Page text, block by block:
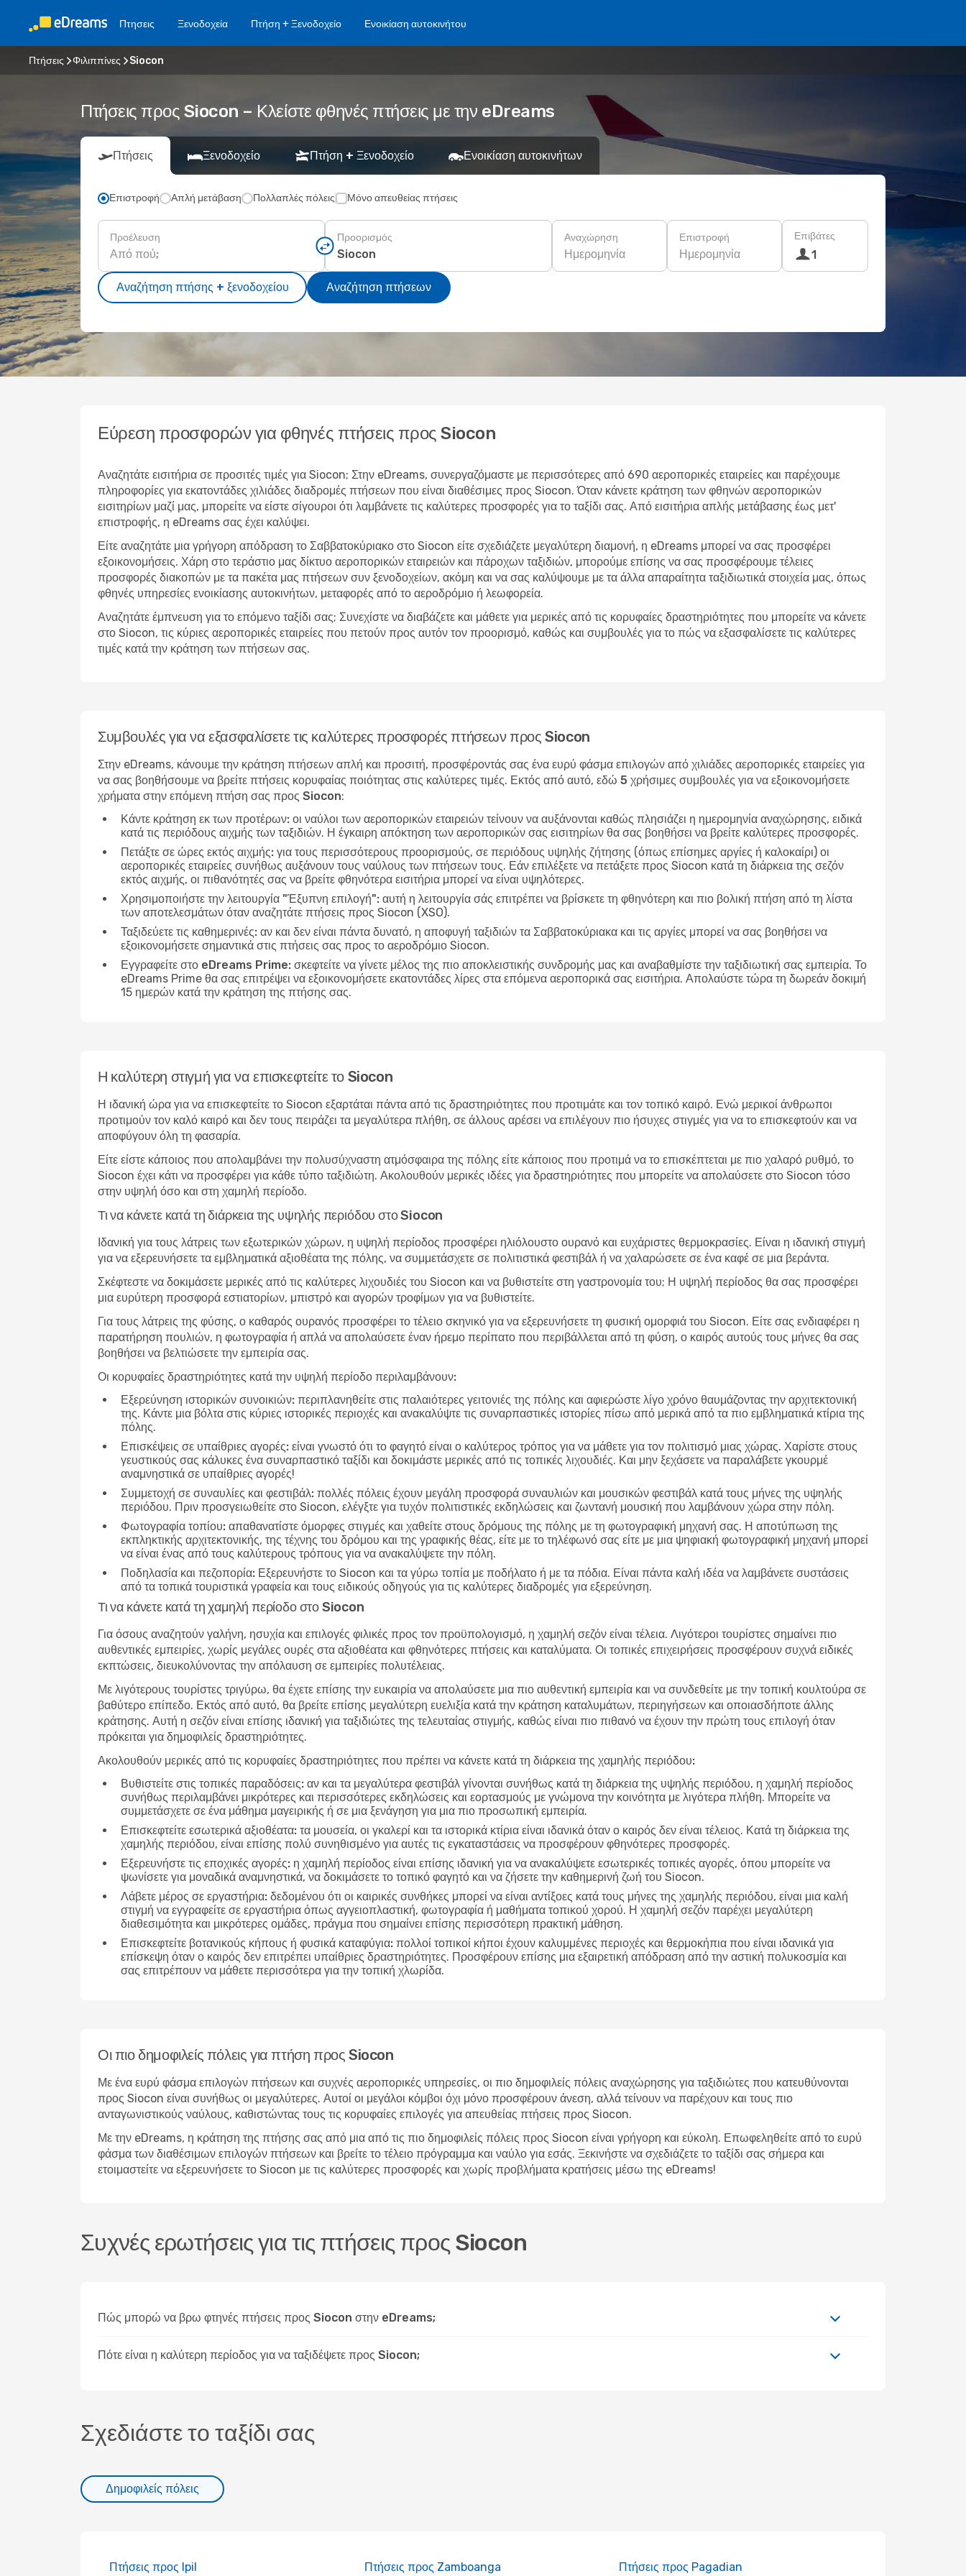
Πτησεις Ξενοδοχεία Πτήση + Ξενοδοχείο Ενοικίαση αυτοκινήτου
Πτήσεις Φιλιππίνες Siocon
Πτήσεις προς Siocon – Κλείστε φθηνές πτήσεις με την eDreams
Πτήσεις Ξενοδοχείο Πτήση + Ξενοδοχείο Ενοικίαση αυτοκινήτων
Επιστροφή Απλή μετάβαση Πολλαπλές πόλεις Μόνο απευθείας πτήσεις
Προέλευση Προορισμός Αναχώρηση
Ημερομηνία
Επιστροφή
Ημερομηνία
Επιβάτες
1
Αναζήτηση πτήσης + ξενοδοχείου Αναζήτηση πτήσεων
Εύρεση προσφορών για φθηνές πτήσεις προς Siocon
Αναζητάτε εισιτήρια σε προσιτές τιμές για Siocon; Στην eDreams, συνεργαζόμαστε με περισσότερες από 690 αεροπορικές εταιρείες και παρέχουμε
πληροφορίες για εκατοντάδες χιλιάδες διαδρομές πτήσεων που είναι διαθέσιμες προς Siocon. Όταν κάνετε κράτηση των φθηνών αεροπορικών
εισιτηρίων μαζί μας, μπορείτε να είστε σίγουροι ότι λαμβάνετε τις καλύτερες προσφορές για το ταξίδι σας. Από εισιτήρια απλής μετάβασης έως μετ'
επιστροφής, η eDreams σας έχει καλύψει.
Είτε αναζητάτε μια γρήγορη απόδραση το Σαββατοκύριακο στο Siocon είτε σχεδιάζετε μεγαλύτερη διαμονή, η eDreams μπορεί να σας προσφέρει
εξοικονομήσεις. Χάρη στο τεράστιο μας δίκτυο αεροπορικών εταιρειών και πάροχων ταξιδιών, μπορούμε επίσης να σας προσφέρουμε τέλειες
προσφορές διακοπών με τα πακέτα μας πτήσεων συν ξενοδοχείων, ακόμη και να σας καλύψουμε με τα άλλα απαραίτητα ταξιδιωτικά στοιχεία μας, όπως
φθηνές υπηρεσίες ενοικίασης αυτοκινήτων, μεταφορές από το αεροδρόμιο ή λεωφορεία.
Αναζητάτε έμπνευση για το επόμενο ταξίδι σας; Συνεχίστε να διαβάζετε και μάθετε για μερικές από τις κορυφαίες δραστηριότητες που μπορείτε να κάνετε
στο Siocon, τις κύριες αεροπορικές εταιρείες που πετούν προς αυτόν τον προορισμό, καθώς και συμβουλές για το πώς να εξασφαλίσετε τις καλύτερες
τιμές κατά την κράτηση των πτήσεων σας.
Συμβουλές για να εξασφαλίσετε τις καλύτερες προσφορές πτήσεων προς Siocon
Στην eDreams, κάνουμε την κράτηση πτήσεων απλή και προσιτή, προσφέροντάς σας ένα ευρύ φάσμα επιλογών από χιλιάδες αεροπορικές εταιρείες για
να σας βοηθήσουμε να βρείτε πτήσεις κορυφαίας ποιότητας στις καλύτερες τιμές. Εκτός από αυτό, εδώ 5 χρήσιμες συμβουλές για να εξοικονομήσετε
χρήματα στην επόμενη πτήση σας προς Siocon:
Κάντε κράτηση εκ των προτέρων: οι ναύλοι των αεροπορικών εταιρειών τείνουν να αυξάνονται καθώς πλησιάζει η ημερομηνία αναχώρησης, ειδικά
κατά τις περιόδους αιχμής των ταξιδιών. Η έγκαιρη απόκτηση των αεροπορικών σας εισιτηρίων θα σας βοηθήσει να βρείτε καλύτερες προσφορές.
Πετάξτε σε ώρες εκτός αιχμής: για τους περισσότερους προορισμούς, σε περιόδους υψηλής ζήτησης (όπως επίσημες αργίες ή καλοκαίρι) οι
αεροπορικές εταιρείες συνήθως αυξάνουν τους ναύλους των πτήσεων τους. Εάν επιλέξετε να πετάξετε προς Siocon κατά τη διάρκεια της σεζόν
εκτός αιχμής, οι πιθανότητές σας να βρείτε φθηνότερα εισιτήρια μπορεί να είναι υψηλότερες.
Χρησιμοποιήστε την λειτουργία "Έξυπνη επιλογή": αυτή η λειτουργία σάς επιτρέπει να βρίσκετε τη φθηνότερη και πιο βολική πτήση από τη λίστα
των αποτελεσμάτων όταν αναζητάτε πτήσεις προς Siocon (XSO).
Ταξιδεύετε τις καθημερινές: αν και δεν είναι πάντα δυνατό, η αποφυγή ταξιδιών τα Σαββατοκύριακα και τις αργίες μπορεί να σας βοηθήσει να
εξοικονομήσετε σημαντικά στις πτήσεις σας προς το αεροδρόμιο Siocon.
Εγγραφείτε στο eDreams Prime: σκεφτείτε να γίνετε μέλος της πιο αποκλειστικής συνδρομής μας και αναβαθμίστε την ταξιδιωτική σας εμπειρία. Το
eDreams Prime θα σας επιτρέψει να εξοικονομήσετε εκατοντάδες λίρες στα επόμενα αεροπορικά σας εισιτήρια. Απολαύστε τώρα τη δωρεάν δοκιμή
15 ημερών κατά την κράτηση της πτήσης σας.
Η καλύτερη στιγμή για να επισκεφτείτε το Siocon
Η ιδανική ώρα για να επισκεφτείτε το Siocon εξαρτάται πάντα από τις δραστηριότητες που προτιμάτε και τον τοπικό καιρό. Ενώ μερικοί άνθρωποι
προτιμούν τον καλό καιρό και δεν τους πειράζει τα μεγαλύτερα πλήθη, σε άλλους αρέσει να επιλέγουν πιο ήσυχες στιγμές για να το επισκεφτούν και να
αποφύγουν όλη τη φασαρία.
Είτε είστε κάποιος που απολαμβάνει την πολυσύχναστη ατμόσφαιρα της πόλης είτε κάποιος που προτιμά να το επισκέπτεται με πιο χαλαρό ρυθμό, το
Siocon έχει κάτι να προσφέρει για κάθε τύπο ταξιδιώτη. Ακολουθούν μερικές ιδέες για δραστηριότητες που μπορείτε να απολαύσετε στο Siocon τόσο
στην υψηλή όσο και στη χαμηλή περίοδο.
Τι να κάνετε κατά τη διάρκεια της υψηλής περιόδου στο Siocon
Ιδανική για τους λάτρεις των εξωτερικών χώρων, η υψηλή περίοδος προσφέρει ηλιόλουστο ουρανό και ευχάριστες θερμοκρασίες. Είναι η ιδανική στιγμή
για να εξερευνήσετε τα εμβληματικά αξιοθέατα της πόλης, να συμμετάσχετε σε πολιτιστικά φεστιβάλ ή να χαλαρώσετε σε ένα καφέ σε μια βεράντα.
Σκέφτεστε να δοκιμάσετε μερικές από τις καλύτερες λιχουδιές του Siocon και να βυθιστείτε στη γαστρονομία του; Η υψηλή περίοδος θα σας προσφέρει
μια ευρύτερη προσφορά εστιατορίων, μπιστρό και αγορών τροφίμων για να βυθιστείτε.
Για τους λάτρεις της φύσης, ο καθαρός ουρανός προσφέρει το τέλειο σκηνικό για να εξερευνήσετε τη φυσική ομορφιά του Siocon. Είτε σας ενδιαφέρει η
παρατήρηση πουλιών, η φωτογραφία ή απλά να απολαύσετε έναν ήρεμο περίπατο που περιβάλλεται από τη φύση, ο καιρός αυτούς τους μήνες θα σας
βοηθήσει να βελτιώσετε την εμπειρία σας.
Οι κορυφαίες δραστηριότητες κατά την υψηλή περίοδο περιλαμβάνουν:
Εξερεύνηση ιστορικών συνοικιών: περιπλανηθείτε στις παλαιότερες γειτονιές της πόλης και αφιερώστε λίγο χρόνο θαυμάζοντας την αρχιτεκτονική
της. Κάντε μια βόλτα στις κύριες ιστορικές περιοχές και ανακαλύψτε τις συναρπαστικές ιστορίες πίσω από μερικά από τα πιο εμβληματικά κτίρια της
πόλης.
Επισκέψεις σε υπαίθριες αγορές: είναι γνωστό ότι το φαγητό είναι ο καλύτερος τρόπος για να μάθετε για τον πολιτισμό μιας χώρας. Χαρίστε στους
γευστικούς σας κάλυκες ένα συναρπαστικό ταξίδι και δοκιμάστε μερικές από τις τοπικές λιχουδιές. Και μην ξεχάσετε να παραλάβετε γκουρμέ
αναμνηστικά σε υπαίθριες αγορές!
Συμμετοχή σε συναυλίες και φεστιβάλ: πολλές πόλεις έχουν μεγάλη προσφορά συναυλιών και μουσικών φεστιβάλ κατά τους μήνες της υψηλής
περιόδου. Πριν προσγειωθείτε στο Siocon, ελέγξτε για τυχόν πολιτιστικές εκδηλώσεις και ζωντανή μουσική που λαμβάνουν χώρα στην πόλη.
Φωτογραφία τοπίου: απαθανατίστε όμορφες στιγμές και χαθείτε στους δρόμους της πόλης με τη φωτογραφική μηχανή σας. Η αποτύπωση της
εκπληκτικής αρχιτεκτονικής, της τέχνης του δρόμου και της γραφικής θέας, είτε με το τηλέφωνό σας είτε με μια ψηφιακή φωτογραφική μηχανή μπορεί
να είναι ένας από τους καλύτερους τρόπους για να ανακαλύψετε την πόλη.
Ποδηλασία και πεζοπορία: Εξερευνήστε το Siocon και τα γύρω τοπία με ποδήλατο ή με τα πόδια. Είναι πάντα καλή ιδέα να λαμβάνετε συστάσεις
από τα τοπικά τουριστικά γραφεία και τους ειδικούς οδηγούς για τις καλύτερες διαδρομές για εξερεύνηση.
Τι να κάνετε κατά τη χαμηλή περίοδο στο Siocon
Για όσους αναζητούν γαλήνη, ησυχία και επιλογές φιλικές προς τον προϋπολογισμό, η χαμηλή σεζόν είναι τέλεια. Λιγότεροι τουρίστες σημαίνει πιο
αυθεντικές εμπειρίες, χωρίς μεγάλες ουρές στα αξιοθέατα και φθηνότερες πτήσεις και καταλύματα. Οι τοπικές επιχειρήσεις προσφέρουν συχνά ειδικές
εκπτώσεις, διευκολύνοντας την απόλαυση σε εμπειρίες πολυτέλειας.
Με λιγότερους τουρίστες τριγύρω, θα έχετε επίσης την ευκαιρία να απολαύσετε μια πιο αυθεντική εμπειρία και να συνδεθείτε με την τοπική κουλτούρα σε
βαθύτερο επίπεδο. Εκτός από αυτό, θα βρείτε επίσης μεγαλύτερη ευελιξία κατά την κράτηση καταλυμάτων, περιηγήσεων και οποιασδήποτε άλλης
κράτησης. Αυτή η σεζόν είναι επίσης ιδανική για ταξιδιώτες της τελευταίας στιγμής, καθώς είναι πιο πιθανό να έχουν την πρώτη τους επιλογή όταν
πρόκειται για δημοφιλείς δραστηριότητες.
Ακολουθούν μερικές από τις κορυφαίες δραστηριότητες που πρέπει να κάνετε κατά τη διάρκεια της χαμηλής περιόδου:
Βυθιστείτε στις τοπικές παραδόσεις: αν και τα μεγαλύτερα φεστιβάλ γίνονται συνήθως κατά τη διάρκεια της υψηλής περιόδου, η χαμηλή περίοδος
συνήθως περιλαμβάνει μικρότερες και περισσότερες εκδηλώσεις και εορτασμούς με γνώμονα την κοινότητα με λιγότερα πλήθη. Μπορείτε να
συμμετάσχετε σε ένα μάθημα μαγειρικής ή σε μια ξενάγηση για μια πιο προσωπική εμπειρία.
Επισκεφτείτε εσωτερικά αξιοθέατα: τα μουσεία, οι γκαλερί και τα ιστορικά κτίρια είναι ιδανικά όταν ο καιρός δεν είναι τέλειος. Κατά τη διάρκεια της
χαμηλής περιόδου, είναι επίσης πολύ συνηθισμένο για αυτές τις εγκαταστάσεις να προσφέρουν φθηνότερες προσφορές.
Εξερευνήστε τις εποχικές αγορές: η χαμηλή περίοδος είναι επίσης ιδανική για να ανακαλύψετε εσωτερικές τοπικές αγορές, όπου μπορείτε να
ψωνίσετε για μοναδικά αναμνηστικά, να δοκιμάσετε το τοπικό φαγητό και να ζήσετε την καθημερινή ζωή του Siocon.
Λάβετε μέρος σε εργαστήρια: δεδομένου ότι οι καιρικές συνθήκες μπορεί να είναι αντίξοες κατά τους μήνες της χαμηλής περιόδου, είναι μια καλή
στιγμή να εγγραφείτε σε εργαστήρια όπως αγγειοπλαστική, φωτογραφία ή μαθήματα τοπικού χορού. Η χαμηλή σεζόν παρέχει μεγαλύτερη
διαθεσιμότητα και μικρότερες ομάδες, πράγμα που σημαίνει επίσης περισσότερη πρακτική μάθηση.
Επισκεφτείτε βοτανικούς κήπους ή φυσικά καταφύγια: πολλοί τοπικοί κήποι έχουν καλυμμένες περιοχές και θερμοκήπια που είναι ιδανικά για
επίσκεψη όταν ο καιρός δεν επιτρέπει υπαίθριες δραστηριότητες. Προσφέρουν επίσης μια εξαιρετική απόδραση από την αστική πολυκοσμία και
σας επιτρέπουν να μάθετε περισσότερα για την τοπική χλωρίδα.
Οι πιο δημοφιλείς πόλεις για πτήση προς Siocon
Με ένα ευρύ φάσμα επιλογών πτήσεων και συχνές αεροπορικές υπηρεσίες, οι πιο δημοφιλείς πόλεις αναχώρησης για ταξιδιώτες που κατευθύνονται
προς Siocon είναι συνήθως οι μεγαλύτερες. Αυτοί οι μεγάλοι κόμβοι όχι μόνο προσφέρουν άνεση, αλλά τείνουν να παρέχουν και τους πιο
ανταγωνιστικούς ναύλους, καθιστώντας τους τις κορυφαίες επιλογές για απευθείας πτήσεις προς Siocon.
Με την eDreams, η κράτηση της πτήσης σας από μια από τις πιο δημοφιλείς πόλεις προς Siocon είναι γρήγορη και εύκολη. Επωφεληθείτε από το ευρύ
φάσμα των διαθέσιμων επιλογών πτήσεων και βρείτε το τέλειο πρόγραμμα και ναύλο για εσάς. Ξεκινήστε να σχεδιάζετε το ταξίδι σας σήμερα και
ετοιμαστείτε να εξερευνήσετε το Siocon με τις καλύτερες προσφορές και χωρίς προβλήματα κρατήσεις μέσω της eDreams!
Συχνές ερωτήσεις για τις πτήσεις προς Siocon
Πώς μπορώ να βρω φτηνές πτήσεις προς Siocon στην eDreams;
Πότε είναι η καλύτερη περίοδος για να ταξιδέψετε προς Siocon;
Σχεδιάστε το ταξίδι σας
Δημοφιλείς πόλεις
Πτήσεις προς Ipil Πτήσεις προς Zamboanga Πτήσεις προς Pagadian